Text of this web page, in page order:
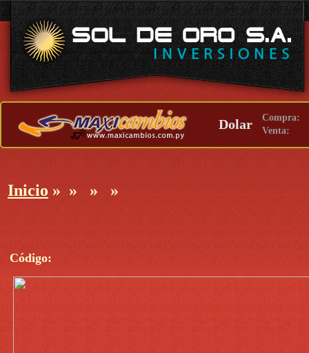
Dolar
Compra:
Venta:
Inicio » » » »
Código: